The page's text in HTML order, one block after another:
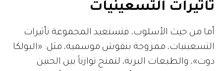
تأثيرات التسعينيات
أما من حيث الأسلوب، فتستعيد المجموعة تأثيرات
التسعينيات، ممزوجة بنقوش موسمية، مثل: «البولكا
دوت»، والطبعات البرية، لتمنح توازناً بين الحنين